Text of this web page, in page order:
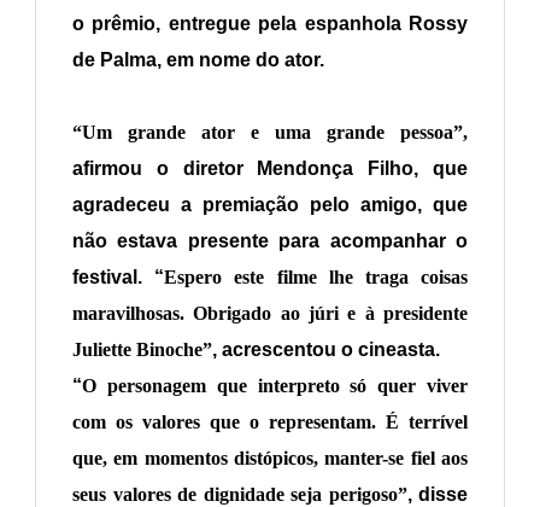
o prêmio, entregue pela espanhola Rossy
de Palma, em nome do ator.
“Um grande ator e uma grande pessoa”,
afirmou o diretor Mendonça Filho, que
agradeceu a premiação pelo amigo, que
não estava presente para acompanhar o
festival. “Espero este filme lhe traga coisas
maravilhosas. Obrigado ao júri e à presidente
Juliette Binoche”, acrescentou o cineasta.
“O personagem que interpreto só quer viver
com os valores que o representam. É terrível
que, em momentos distópicos, manter-se fiel aos
seus valores de dignidade seja perigoso”, disse